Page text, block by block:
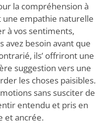
la compréhension à
une empathie naturelle
à vos sentiments,
avez besoin avant que
ils’ offriront une
suggestion vers une
les choses paisibles.
sans susciter de
entendu et pris en
et ancrée.